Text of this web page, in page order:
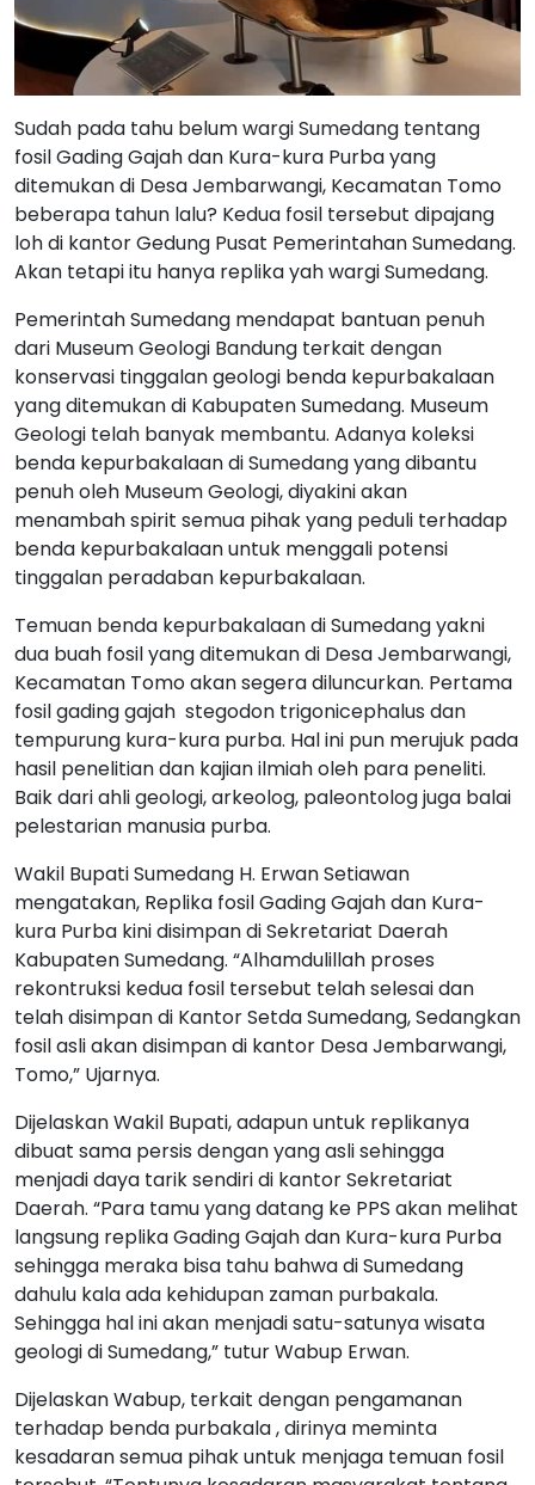
Sudah pada tahu belum wargi Sumedang tentang
fosil Gading Gajah dan Kura-kura Purba yang
ditemukan di Desa Jembarwangi, Kecamatan Tomo
beberapa tahun lalu? Kedua fosil tersebut dipajang
loh di kantor Gedung Pusat Pemerintahan Sumedang.
Akan tetapi itu hanya replika yah wargi Sumedang.
Pemerintah Sumedang mendapat bantuan penuh
dari Museum Geologi Bandung terkait dengan
konservasi tinggalan geologi benda kepurbakalaan
yang ditemukan di Kabupaten Sumedang. Museum
Geologi telah banyak membantu. Adanya koleksi
benda kepurbakalaan di Sumedang yang dibantu
penuh oleh Museum Geologi, diyakini akan
menambah spirit semua pihak yang peduli terhadap
benda kepurbakalaan untuk menggali potensi
tinggalan peradaban kepurbakalaan.
Temuan benda kepurbakalaan di Sumedang yakni
dua buah fosil yang ditemukan di Desa Jembarwangi,
Kecamatan Tomo akan segera diluncurkan. Pertama
fosil gading gajah stegodon trigonicephalus dan
tempurung kura-kura purba. Hal ini pun merujuk pada
hasil penelitian dan kajian ilmiah oleh para peneliti.
Baik dari ahli geologi, arkeolog, paleontolog juga balai
pelestarian manusia purba.
Wakil Bupati Sumedang H. Erwan Setiawan
mengatakan, Replika fosil Gading Gajah dan Kura-
kura Purba kini disimpan di Sekretariat Daerah
Kabupaten Sumedang. “Alhamdulillah proses
rekontruksi kedua fosil tersebut telah selesai dan
telah disimpan di Kantor Setda Sumedang, Sedangkan
fosil asli akan disimpan di kantor Desa Jembarwangi,
Tomo,” Ujarnya.
Dijelaskan Wakil Bupati, adapun untuk replikanya
dibuat sama persis dengan yang asli sehingga
menjadi daya tarik sendiri di kantor Sekretariat
Daerah. “Para tamu yang datang ke PPS akan melihat
langsung replika Gading Gajah dan Kura-kura Purba
sehingga meraka bisa tahu bahwa di Sumedang
dahulu kala ada kehidupan zaman purbakala.
Sehingga hal ini akan menjadi satu-satunya wisata
geologi di Sumedang,” tutur Wabup Erwan.
Dijelaskan Wabup, terkait dengan pengamanan
terhadap benda purbakala , dirinya meminta
kesadaran semua pihak untuk menjaga temuan fosil